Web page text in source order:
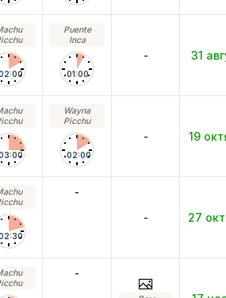
Puente
Inca
01:00
- 31
Wayna
Picchu
02:00
- 19
-
-
27
-